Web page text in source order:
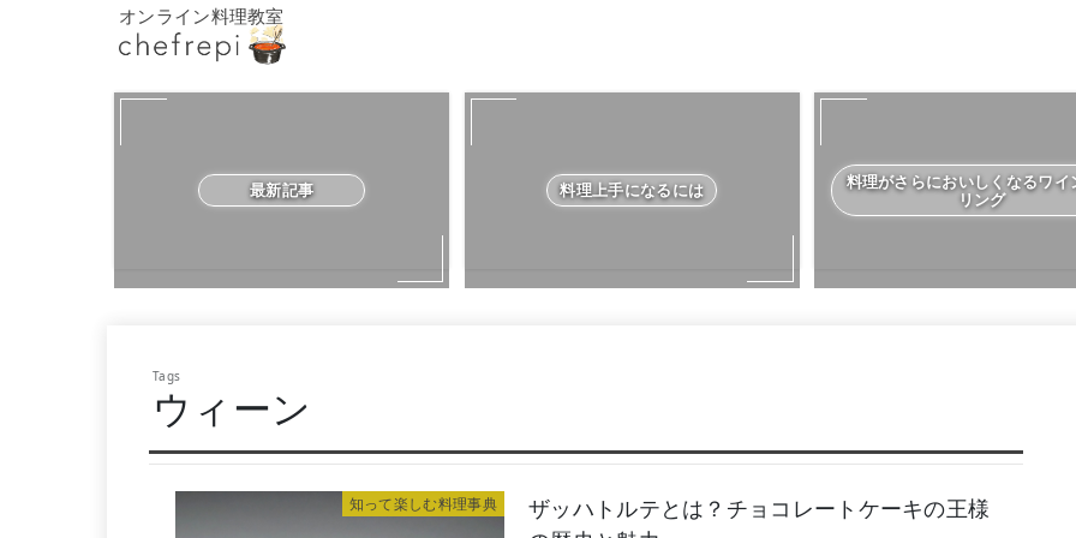
オンライン料理教室
最新記事 料理上手になるには
料理がさらにおいしくなるワイ
リング
ウィーン
知って楽しむ料理事典
ザッハトルテとは？チョコレートケーキの王様